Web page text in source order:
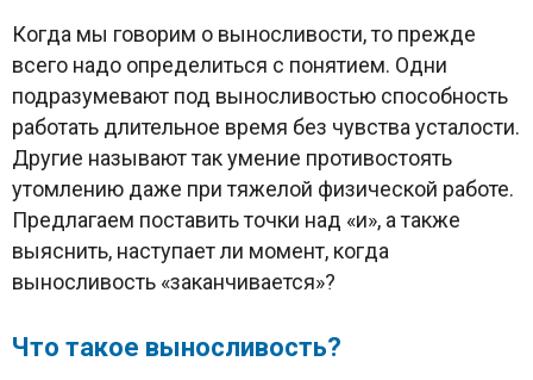
Когда мы говорим о выносливости, то прежде
всего надо определиться с понятием. Одни
подразумевают под выносливостью способность
работать длительное время без чувства усталости.
Другие называют так умение противостоять
утомлению даже при тяжелой физической работе.
Предлагаем поставить точки над «и», а также
выяснить, наступает ли момент, когда
выносливость «заканчивается»?
Что такое выносливость?